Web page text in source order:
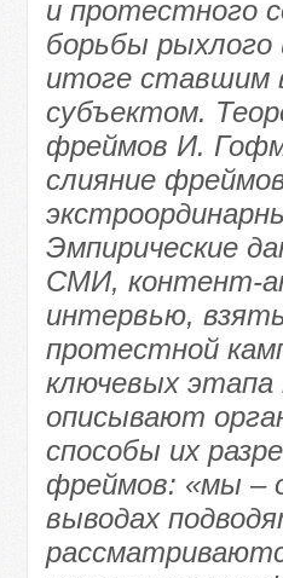
и протестного
борьбы рыхлого
итоге ставшим
субъектом.
фреймов И.
слияние
Эмпирические
СМИ, контент-
интервью,
протестной
ключевых этапа
описывают
способы их
фреймов: «мы –
выводах